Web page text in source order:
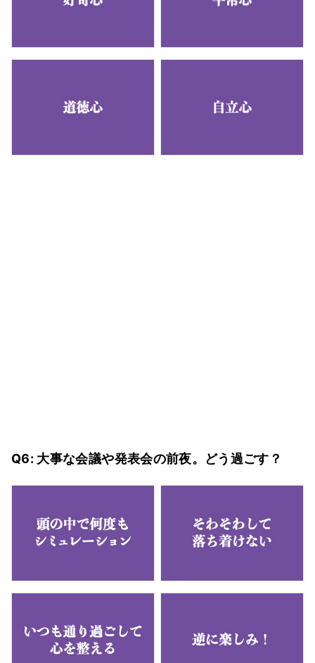
Q6: 大事な会議や発表会の前夜。どう過ごす？